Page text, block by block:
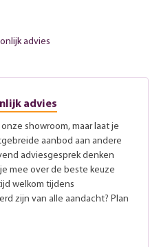
advies
advies
showroom, maar laat je
aanbod aan andere
adviesgesprek denken
mee over de beste keuze
welkom tijdens
zijn van alle aandacht? Plan